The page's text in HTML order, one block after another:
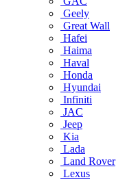
Geely
Great Wall
Hafei
Haima
Haval
Honda
Hyundai
Infiniti
JAC
Jeep
Kia
Lada
Land Rover
Lexus